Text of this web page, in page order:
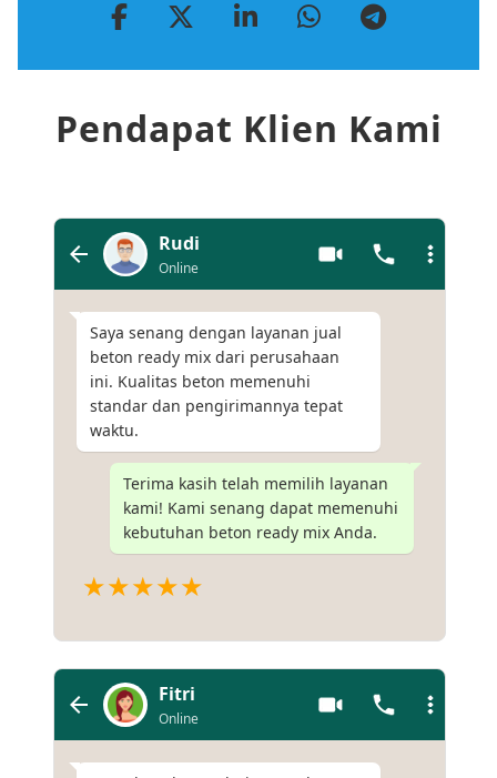
Pendapat Klien Kami
Rudi
Online
Saya senang dengan layanan jual
beton ready mix dari perusahaan
ini. Kualitas beton memenuhi
standar dan pengirimannya tepat
waktu.
Terima kasih telah memilih layanan
kami! Kami senang dapat memenuhi
kebutuhan beton ready mix Anda.
★★★★★
Fitri
Online